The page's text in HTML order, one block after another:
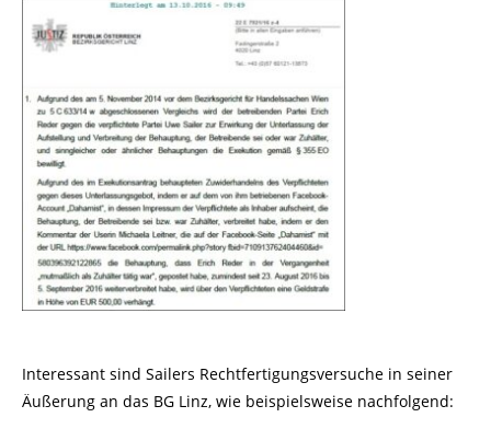
Interessant sind Sailers Rechtfertigungsversuche in seiner
Äußerung an das BG Linz, wie beispielsweise nachfolgend: